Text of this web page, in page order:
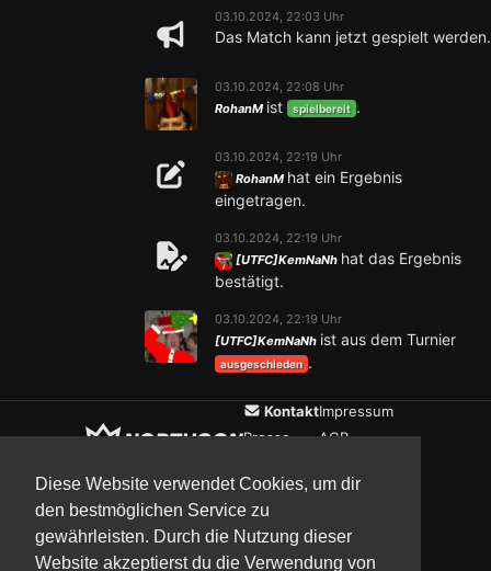
Diese Website verwendet Cookies, um dir
den bestmöglichen Service zu
gewährleisten. Durch die Nutzung dieser
Website akzeptierst du die Verwendung von
03.10.2024, 22:03 Uhr
Das Match kann jetzt gespielt werden.
03.10.2024, 22:08 Uhr
RohanM ist spielbereit .
03.10.2024, 22:19 Uhr
RohanM hat ein Ergebnis
eingetragen.
03.10.2024, 22:19 Uhr
[UTFC]KemNaNh hat das Ergebnis
bestätigt.
03.10.2024, 22:19 Uhr
[UTFC]KemNaNh ist aus dem Turnier
ausgeschieden .
Kontakt
Presse
Impressum
AGB
UpdatesCommunityMedia